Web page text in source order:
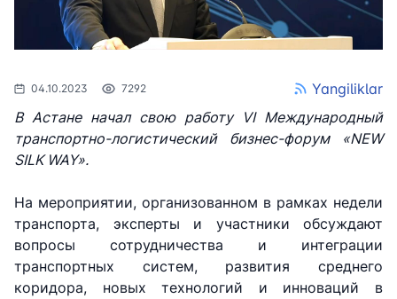
04.10.2023 7292
Yangiliklar
В Астане начал свою работу VI Международный
транспортно-логистический бизнес-форум «NEW
SILK WAY».
На мероприятии, организованном в рамках недели
транспорта, эксперты и участники обсуждают
вопросы сотрудничества и интегрaции
транспортных систем, развития среднего
коридора, новых технологий и инновaций в